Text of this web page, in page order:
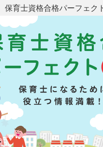
保育士資格合格パーフェク